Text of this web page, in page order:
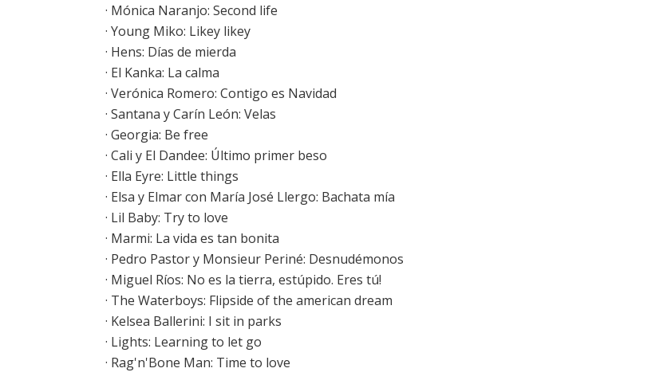
· Mónica Naranjo: Second life
· Young Miko: Likey likey
· Hens: Días de mierda
· El Kanka: La calma
· Verónica Romero: Contigo es Navidad
· Santana y Carín León: Velas
· Georgia: Be free
· Cali y El Dandee: Último primer beso
· Ella Eyre: Little things
· Elsa y Elmar con María José Llergo: Bachata mía
· Lil Baby: Try to love
· Marmi: La vida es tan bonita
· Pedro Pastor y Monsieur Periné: Desnudémonos
· Miguel Ríos: No es la tierra, estúpido. Eres tú!
· The Waterboys: Flipside of the american dream
· Kelsea Ballerini: I sit in parks
· Lights: Learning to let go
· Rag'n'Bone Man: Time to love